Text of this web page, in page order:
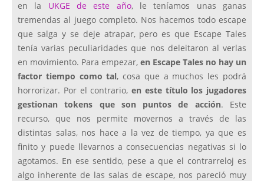
en la UKGE de este año, le teníamos unas ganas
tremendas al juego completo. Nos hacemos todo escape
que salga y se deje atrapar, pero es que Escape Tales
tenía varias peculiaridades que nos deleitaron al verlas
en movimiento. Para empezar, en Escape Tales no hay un
factor tiempo como tal, cosa que a muchos les podrá
horrorizar. Por el contrario, en este título los jugadores
gestionan tokens que son puntos de acción. Este
recurso, que nos permite movernos a través de las
distintas salas, nos hace a la vez de tiempo, ya que es
finito y puede llevarnos a consecuencias negativas si lo
agotamos. En ese sentido, pese a que el contrarreloj es
algo inherente de las salas de escape, nos pareció muy